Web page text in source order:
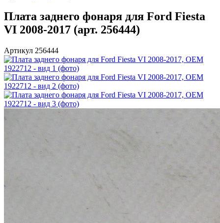
Плата заднего фонаря для Ford Fiesta
VI 2008-2017 (арт. 256444)
Артикул 256444